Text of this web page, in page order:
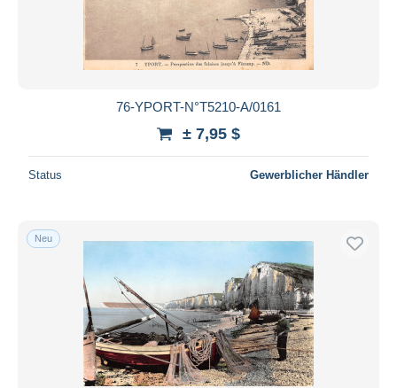
76-YPORT-N°T5210-A/0161
± 7,95 $
Status Gewerblicher Händler
Neu